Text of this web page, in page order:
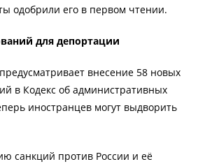
одобрили его в первом чтении.
для депортации
внесение 58 новых
в Кодекс об административных
иностранцев могут выдворить
санкций против России и её